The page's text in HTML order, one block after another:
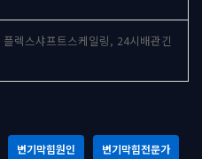
렉스샤프트스케일링, 24시배관긴
변기막힘원인 변기막힘전문가